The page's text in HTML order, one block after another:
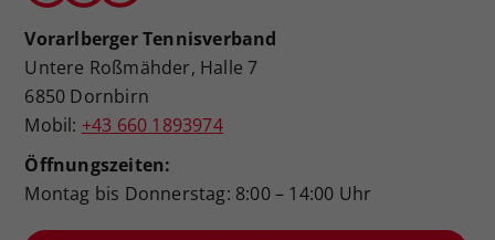
Vorarlberger Tennisverband
Untere Roßmähder, Halle 7
6850 Dornbirn
Mobil: +43 660 1893974
Öffnungszeiten:
Montag bis Donnerstag: 8:00 – 14:00 Uhr